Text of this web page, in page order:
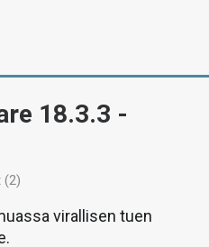
18.3.3 -
(2)
virallisen tuen